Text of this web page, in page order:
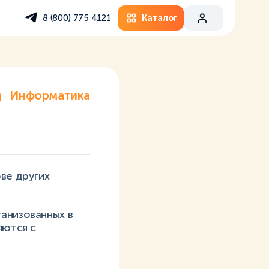
8 (800) 775 4121 Каталог
Информатика
других
в
с